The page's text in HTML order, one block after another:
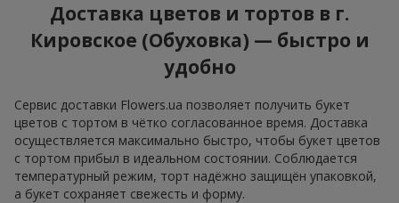
Доставка цветов и тортов в г.
Кировское (Обуховка) — быстро и
удобно
Сервис доставки Flowers.ua позволяет получить букет
цветов с тортом в чётко согласованное время. Доставка
осуществляется максимально быстро, чтобы букет цветов
с тортом прибыл в идеальном состоянии. Соблюдается
температурный режим, торт надёжно защищён упаковкой,
а букет сохраняет свежесть и форму.